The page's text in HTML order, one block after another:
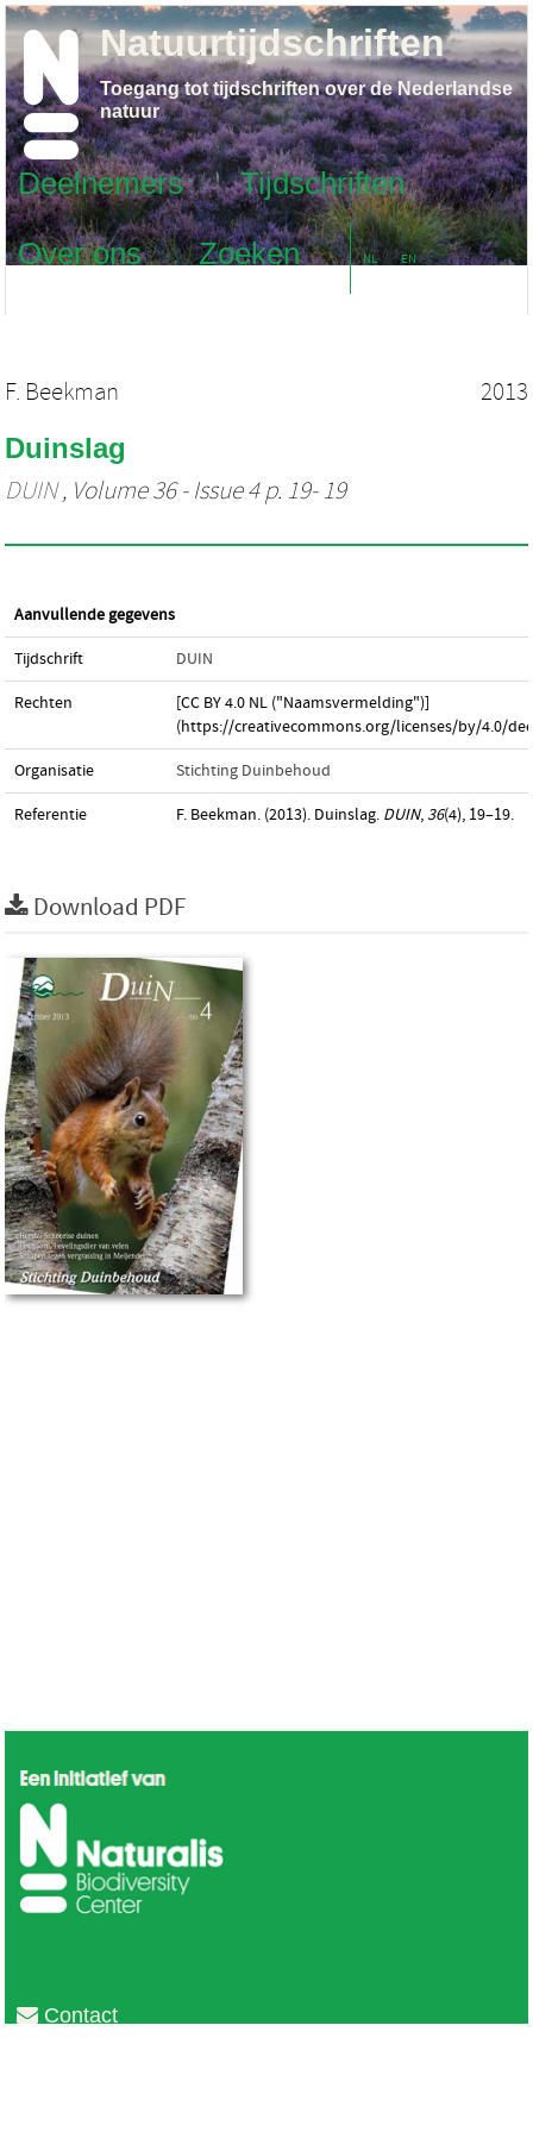
Deelnemers
Tijdschriften
Over ons
Zoeken NL EN
Natuurtijdschriften
Toegang tot tijdschriften over de Nederlandse
natuur
F. Beekman 2013
Duinslag
DUIN, Volume 36 - Issue 4 p. 19- 19
Aanvullende gegevens
Tijdschrift DUIN
Rechten
[CC BY 4.0 NL ("Naamsvermelding")]
(https://creativecommons.org/licenses/by/4.0/
Organisatie Stichting Duinbehoud
Referentie F. Beekman. (2013). Duinslag. DUIN, 36(4), 19–19.
Download PDF
Contact